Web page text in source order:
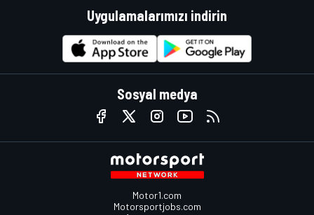
Uygulamalarımızı indirin
Sosyal medya
Motor1.com
Motorsportjobs.com